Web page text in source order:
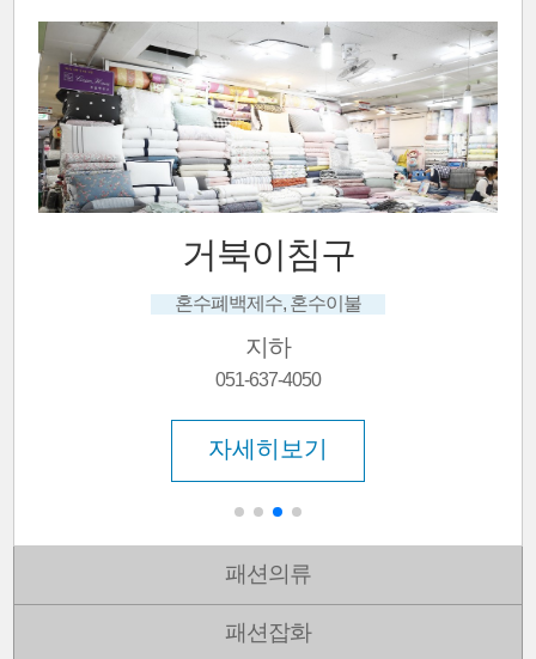
신우수예
패드
1층
051-632-6431
자세히보기
패션의류
패션잡화